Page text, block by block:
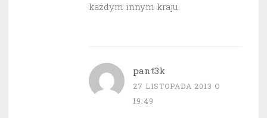
każdym innym kraju.
pant3k
27 LISTOPADA 2013 O
19:49